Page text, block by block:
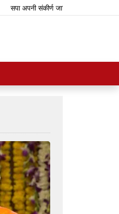
संकीर्ण जातिवादी राजनीति के लिए गिरगिट की